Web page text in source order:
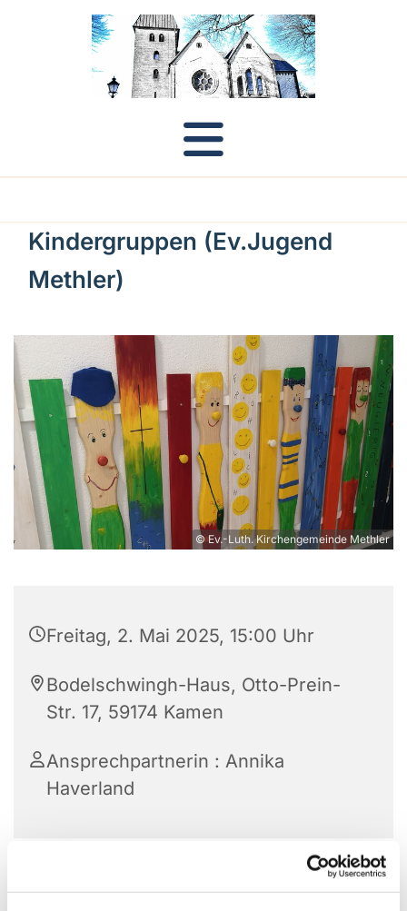
Kindergruppen (Ev.Jugend
Methler)
© Ev.-Luth. Kirchengemeinde Methler
Freitag, 2. Mai 2025, 15:00 Uhr
Bodelschwingh-Haus, Otto-Prein-
Str. 17, 59174 Kamen
Ansprechpartnerin : Annika
Haverland